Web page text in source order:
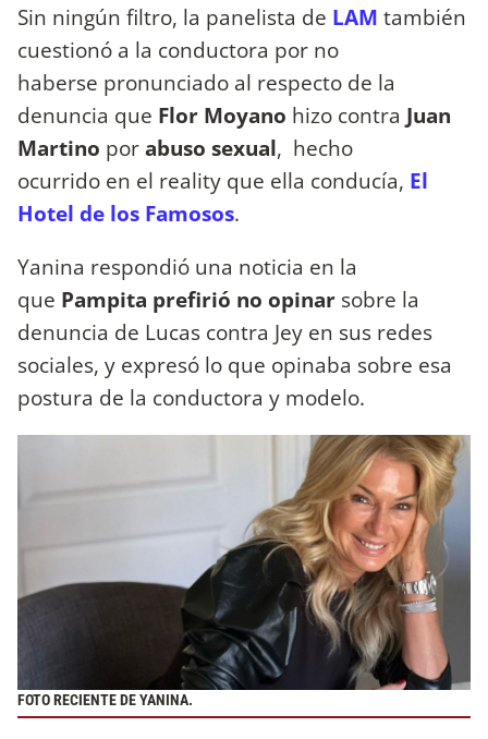
Sin ningún filtro, la panelista de LAM también
cuestionó a la conductora por no
haberse pronunciado al respecto de la
denuncia que Flor Moyano hizo contra Juan
Martino porabuso sexual, hecho
ocurrido en el reality que ella conducía, El
Hotel de los Famosos.
Yanina respondió una noticia en la
que Pampita prefirió no opinar sobre la
denuncia de Lucas contra Jey en sus redes
sociales, y expresó lo que opinaba sobre esa
postura de la conductora y modelo.
FOTO RECIENTE DE YANINA.